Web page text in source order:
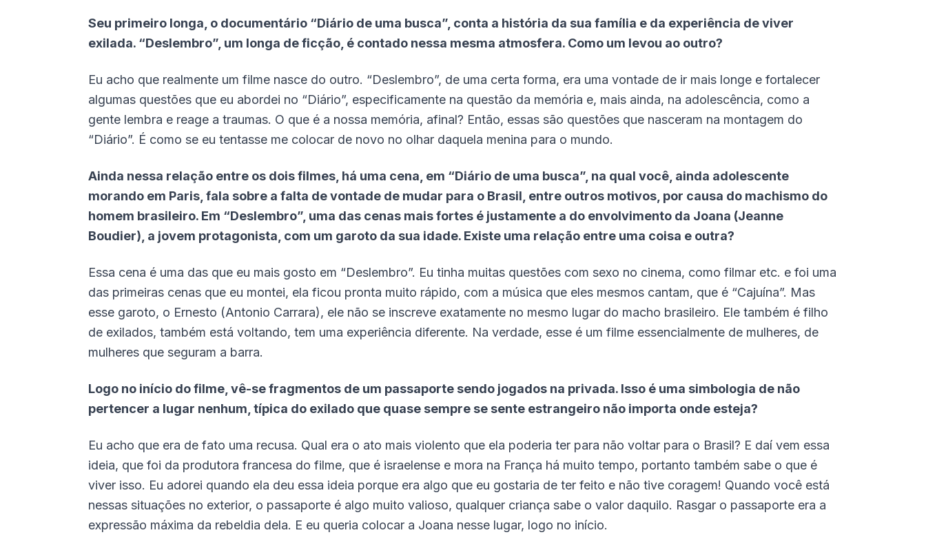
Seu primeiro longa, o documentário “Diário de uma busca”, conta a história da sua família e da experiência de viver
exilada. “Deslembro”, um longa de ficção, é contado nessa mesma atmosfera. Como um levou ao outro?
Eu acho que realmente um filme nasce do outro. “Deslembro”, de uma certa forma, era uma vontade de ir mais longe e fortalecer
algumas questões que eu abordei no “Diário”, especificamente na questão da memória e, mais ainda, na adolescência, como a
gente lembra e reage a traumas. O que é a nossa memória, afinal? Então, essas são questões que nasceram na montagem do
“Diário”. É como se eu tentasse me colocar de novo no olhar daquela menina para o mundo.
Ainda nessa relação entre os dois filmes, há uma cena, em “Diário de uma busca”, na qual você, ainda adolescente
morando em Paris, fala sobre a falta de vontade de mudar para o Brasil, entre outros motivos, por causa do machismo do
homem brasileiro. Em “Deslembro”, uma das cenas mais fortes é justamente a do envolvimento da Joana (Jeanne
Boudier), a jovem protagonista, com um garoto da sua idade. Existe uma relação entre uma coisa e outra?
Essa cena é uma das que eu mais gosto em “Deslembro”. Eu tinha muitas questões com sexo no cinema, como filmar etc. e foi uma
das primeiras cenas que eu montei, ela ficou pronta muito rápido, com a música que eles mesmos cantam, que é “Cajuína”. Mas
esse garoto, o Ernesto (Antonio Carrara), ele não se inscreve exatamente no mesmo lugar do macho brasileiro. Ele também é filho
de exilados, também está voltando, tem uma experiência diferente. Na verdade, esse é um filme essencialmente de mulheres, de
mulheres que seguram a barra.
Logo no início do filme, vê-se fragmentos de um passaporte sendo jogados na privada. Isso é uma simbologia de não
pertencer a lugar nenhum, típica do exilado que quase sempre se sente estrangeiro não importa onde esteja?
Eu acho que era de fato uma recusa. Qual era o ato mais violento que ela poderia ter para não voltar para o Brasil? E daí vem essa
ideia, que foi da produtora francesa do filme, que é israelense e mora na França há muito tempo, portanto também sabe o que é
viver isso. Eu adorei quando ela deu essa ideia porque era algo que eu gostaria de ter feito e não tive coragem! Quando você está
nessas situações no exterior, o passaporte é algo muito valioso, qualquer criança sabe o valor daquilo. Rasgar o passaporte era a
expressão máxima da rebeldia dela. E eu queria colocar a Joana nesse lugar, logo no início.